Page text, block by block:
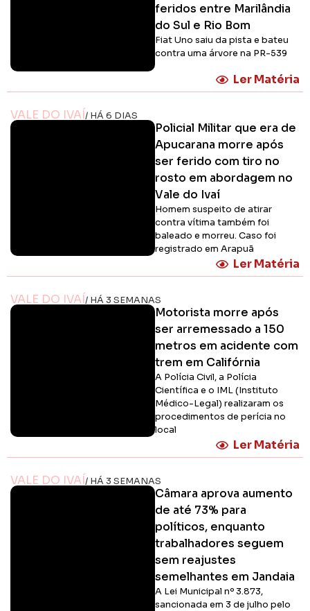
feridos entre Marilândia
do Sul e Rio Bom
Fiat Uno saiu da pista e bateu
contra uma árvore na PR-539
Ler Matéria
VALE DO IVAÍ/ HÁ 6 DIAS
Policial Militar que era de
Apucarana morre após
ser ferido com tiro no
rosto em abordagem no
Vale do Ivaí
Homem suspeito de atirar
contra vítima também foi
baleado e morreu. Caso foi
registrado em Arapuã
Ler Matéria
VALE DO IVAÍ/ HÁ 3 SEMANAS
Motorista morre após
ser arremessado a 150
metros em acidente com
trem em Califórnia
A Polícia Civil, a Polícia
Científica e o IML (Instituto
Médico-Legal) realizaram os
procedimentos de perícia no
local
Ler Matéria
VALE DO IVAÍ/ HÁ 3 SEMANAS
Câmara aprova aumento
de até 73% para
políticos, enquanto
trabalhadores seguem
sem reajustes
semelhantes em Jandaia
A Lei Municipal nº 3.873,
sancionada em 3 de julho pelo